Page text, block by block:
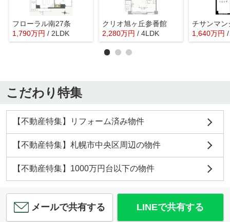
フローラル南27条
1,790万円 / 2LDK
クリオ旭ヶ丘参番館
2,280万円 / 4LDK 1,640万円
こだわり特集
【不動産特集】リフォーム済み物件
【不動産特集】札幌市中央区周辺の物件
【不動産特集】1000万円台以下の物件
メールで共有する LINEで共有する